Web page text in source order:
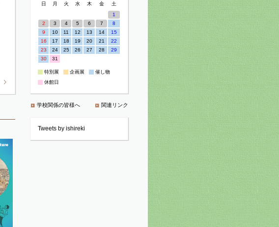
日 月 火 水 木 金
土
1
2
3 4 5 6 7
8
9
10 11 12 13 14
15
16
17 18 19 20 21
22
23
24 25 26 27 28
29
30
31
特別展 企画展
催し物
休館日
学校関係の皆様へ 関連リンク
Tweets by ishireki